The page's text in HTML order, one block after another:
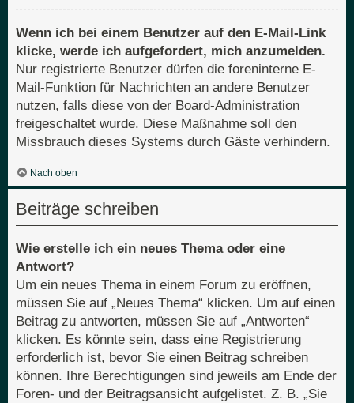
Wenn ich bei einem Benutzer auf den E-Mail-Link
klicke, werde ich aufgefordert, mich anzumelden.
Nur registrierte Benutzer dürfen die foreninterne E-
Mail-Funktion für Nachrichten an andere Benutzer
nutzen, falls diese von der Board-Administration
freigeschaltet wurde. Diese Maßnahme soll den
Missbrauch dieses Systems durch Gäste verhindern.
Nach oben
Beiträge schreiben
Wie erstelle ich ein neues Thema oder eine
Antwort?
Um ein neues Thema in einem Forum zu eröffnen,
müssen Sie auf „Neues Thema“ klicken. Um auf einen
Beitrag zu antworten, müssen Sie auf „Antworten“
klicken. Es könnte sein, dass eine Registrierung
erforderlich ist, bevor Sie einen Beitrag schreiben
können. Ihre Berechtigungen sind jeweils am Ende der
Foren- und der Beitragsansicht aufgelistet. Z. B. „Sie